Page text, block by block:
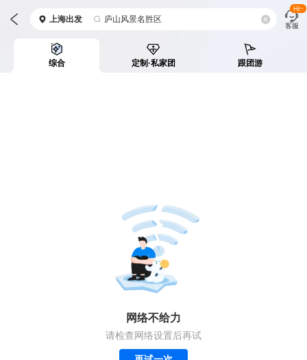
上海出发 庐山风景名胜区
客服
Hi~
综合 定制·私家团 跟团游
网络不给力
请检查网络设置后再试